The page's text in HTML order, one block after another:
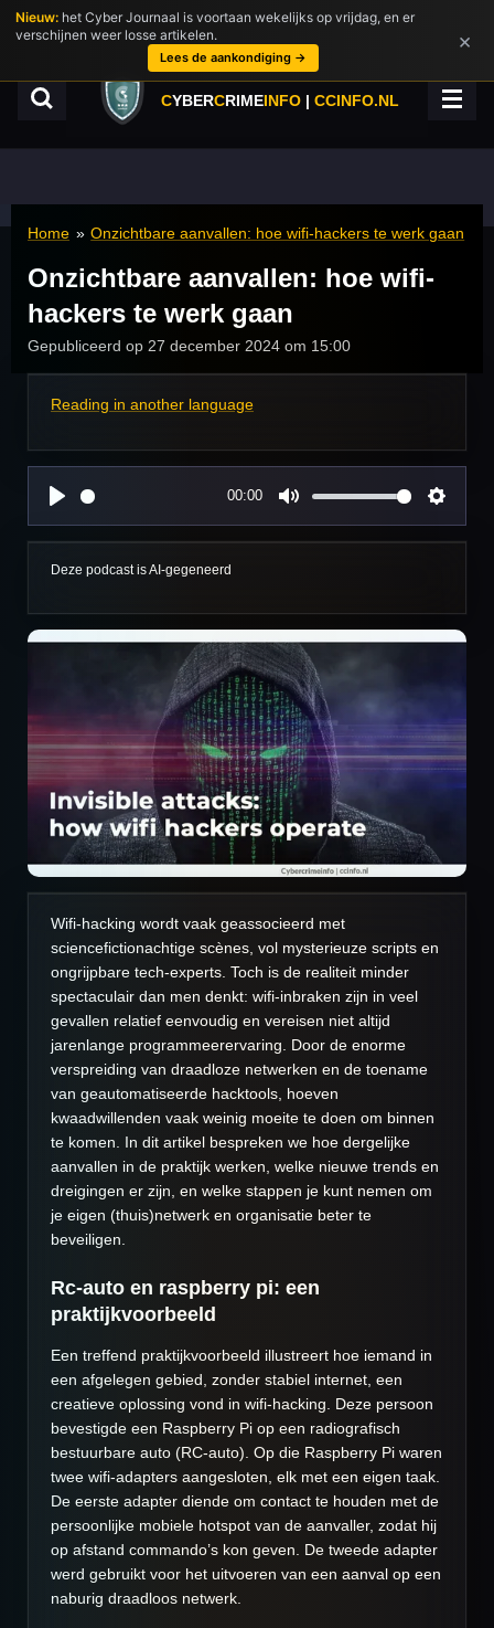
Ga
direct
hoofdinhoud
CYBERCRIMEINFO | CCINFO.NL
Home » Onzichtbare aanvallen: hoe wifi-hackers te werk gaan
Onzichtbare aanvallen: hoe wifi-
hackers te werk gaan
Gepubliceerd op 27 december 2024 om 15:00
Reading in another language
l
a
00:00
u
e
i
n
Deze podcast is AI-gegeneerd
Wifi-hacking wordt vaak geassocieerd met
sciencefictionachtige scènes, vol mysterieuze scripts en
ongrijpbare tech-experts. Toch is de realiteit minder
spectaculair dan men denkt: wifi-inbraken zijn in veel
gevallen relatief eenvoudig en vereisen niet altijd
jarenlange programmeerervaring. Door de enorme
verspreiding van draadloze netwerken en de toename
van geautomatiseerde hacktools, hoeven
kwaadwillenden vaak weinig moeite te doen om binnen
te komen. In dit artikel bespreken we hoe dergelijke
aanvallen in de praktijk werken, welke nieuwe trends en
dreigingen er zijn, en welke stappen je kunt nemen om
je eigen (thuis)netwerk en organisatie beter te
beveiligen.
Rc-auto en raspberry pi: een
praktijkvoorbeeld
Een treffend praktijkvoorbeeld illustreert hoe iemand in
een afgelegen gebied, zonder stabiel internet, een
creatieve oplossing vond in wifi-hacking. Deze persoon
bevestigde een Raspberry Pi op een radiografisch
bestuurbare auto (RC-auto). Op die Raspberry Pi waren
twee wifi-adapters aangesloten, elk met een eigen taak.
De eerste adapter diende om contact te houden met de
persoonlijke mobiele hotspot van de aanvaller, zodat hij
op afstand commando’s kon geven. De tweede adapter
werd gebruikt voor het uitvoeren van een aanval op een
naburig draadloos netwerk.
Nieuw: het Cyber Journaal is voortaan wekelijks op vrijdag, en er
verschijnen weer losse artikelen.
Lees de aankondiging →
×